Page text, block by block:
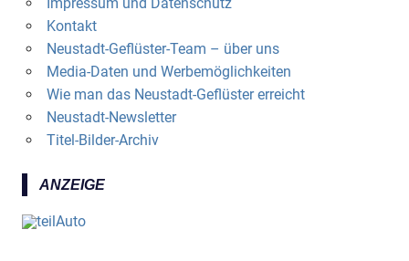
Impressum und Datenschutz
Kontakt
Neustadt-Geflüster-Team – über uns
Media-Daten und Werbemöglichkeiten
Wie man das Neustadt-Geflüster erreicht
Neustadt-Newsletter
Titel-Bilder-Archiv
ANZEIGE